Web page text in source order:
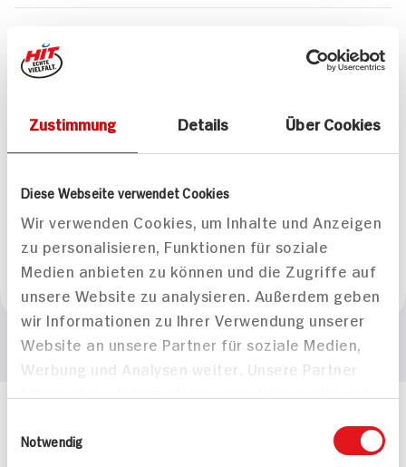
Zustimmung Details Über Cookies
Diese Webseite verwendet Cookies
Wir verwenden Cookies, um Inhalte und Anzeigen
zu personalisieren, Funktionen für soziale
Medien anbieten zu können und die Zugriffe auf
unsere Website zu analysieren. Außerdem geben
wir Informationen zu Ihrer Verwendung unserer
Website an unsere Partner für soziale Medien,
Werbung und Analysen weiter. Unsere Partner
bereitgestellt haben oder die sie im Rahmen
Notwendig
Weinparad.Freinsheim
leicht
Geschmack
Passt zu
Empfohlene Trinktemperatur
+10°C bis +12°C
Mehr Informationen in unserem FAQ